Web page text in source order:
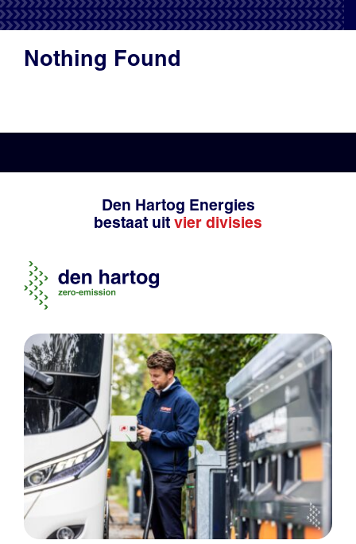
Productadvies
Nothing Found
Den Hartog Energies
bestaat uit vier divisies